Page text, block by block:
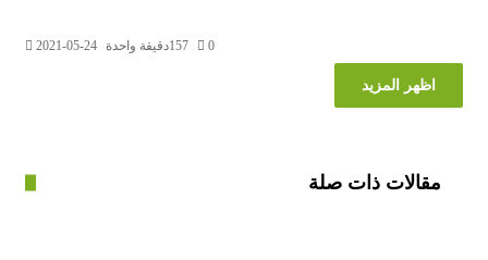
2021-05-24 دقيقة واحدة
المزيد
ذات صلة